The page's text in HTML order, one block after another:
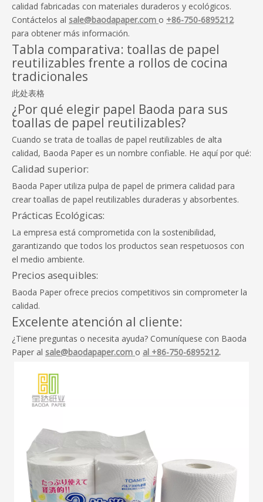
calidad fabricadas con materiales duraderos y ecológicos.
Contáctelos al sale@baodapaper.com o +86-750-6895212
para obtener más información.
Tabla comparativa: toallas de papel
reutilizables frente a rollos de cocina
tradicionales
此处表格
¿Por qué elegir papel Baoda para sus
toallas de papel reutilizables?
Cuando se trata de toallas de papel reutilizables de alta
calidad, Baoda Paper es un nombre confiable. He aquí por qué:
Calidad superior:
Baoda Paper utiliza pulpa de papel de primera calidad para
crear toallas de papel reutilizables duraderas y absorbentes.
Prácticas Ecológicas:
La empresa está comprometida con la sostenibilidad,
garantizando que todos los productos sean respetuosos con
el medio ambiente.
Precios asequibles:
Baoda Paper ofrece precios competitivos sin comprometer la
calidad.
Excelente atención al cliente:
¿Tiene preguntas o necesita ayuda? Comuníquese con Baoda
Paper al sale@baodapaper.com o al +86-750-6895212.